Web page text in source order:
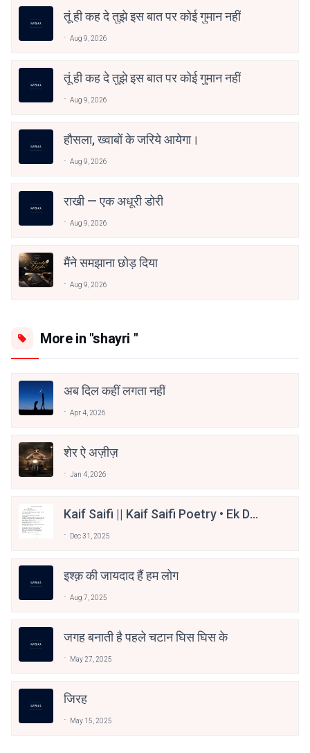
तूं ही कह दे तुझे इस बात पर कोई गुमान नहीं
Aug 9, 2026
तूं ही कह दे तुझे इस बात पर कोई गुमान नहीं
Aug 9, 2026
हौसला, ख्वाबों के जरिये आयेगा।
Aug 9, 2026
राखी — एक अधूरी डोरी
Aug 9, 2026
मैंने समझाना छोड़ दिया
Aug 9, 2026
More in "shayri "
अब दिल कहीं लगता नहीं
Apr 4, 2026
शेर ऐ अज़ीज़
Jan 4, 2026
Kaif Saifi || Kaif Saifi Poetry • Ek Dua
Kaif Saifi Poetry
Dec 31, 2025
इश्क़ की जायदाद हैं हम लोग
Aug 7, 2025
जगह बनाती है पहले चटान घिस घिस के
May 27, 2025
जिरह
May 15, 2025